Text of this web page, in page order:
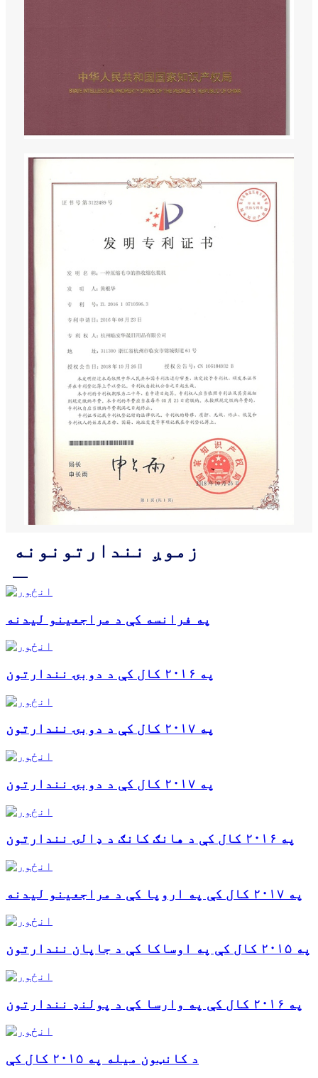
زموږ نندارتونونه
په فرانسه کې د مراجعینو لیدنه
په ۲۰۱۶ کال کې د دوبۍ نندارتون
په ۲۰۱۷ کال کې د دوبۍ نندارتون
په ۲۰۱۷ کال کې د دوبۍ نندارتون
په ۲۰۱۶ کال کې د هانګ کانګ د ډالۍ نندارتون
په ۲۰۱۷ کال کې په اروپا کې د مراجعینو لیدنه
په ۲۰۱۵ کال کې په اوساکا کې د جاپان نندارتون
په ۲۰۱۶ کال کې په وارسا کې د پولنډ نندارتون
د کانټون میله په ۲۰۱۵ کال کې